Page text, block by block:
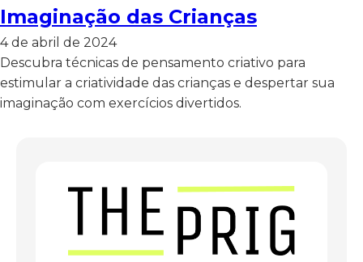
Imaginação das Crianças
4 de abril de 2024
Descubra técnicas de pensamento criativo para
estimular a criatividade das crianças e despertar sua
imaginação com exercícios divertidos.